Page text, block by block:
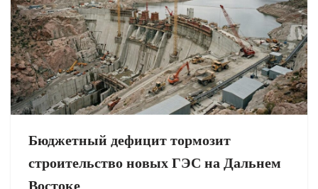
Бюджетный дефицит тормозит
строительство новых ГЭС на Дальнем